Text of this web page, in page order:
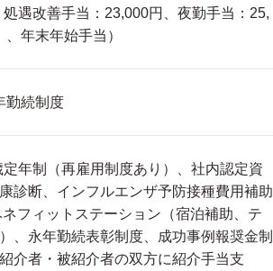
遇改善手当：23,000円、夜勤手当：25,
年末年始手当）
勤続制度
年制（再雇用制度あり）、社内認定資
診断、インフルエンザ予防接種費用補助
フィットステーション（宿泊補助、テ
、永年勤続表彰制度、成功事例報奨金制
介者・被紹介者の双方に紹介手当支